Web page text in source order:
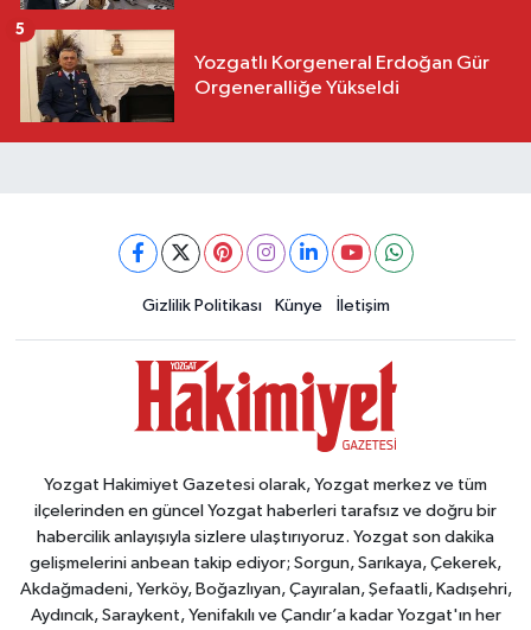
Yozgatlı Korgeneral Erdoğan Gür
Orgeneralliğe Yükseldi
5
Gizlilik Politikası Künye İletişim
Yozgat Hakimiyet Gazetesi olarak, Yozgat merkez ve tüm
ilçelerinden en güncel Yozgat haberleri tarafsız ve doğru bir
habercilik anlayışıyla sizlere ulaştırıyoruz. Yozgat son dakika
gelişmelerini anbean takip ediyor; Sorgun, Sarıkaya, Çekerek,
Akdağmadeni, Yerköy, Boğazlıyan, Çayıralan, Şefaatli, Kadışehri,
Aydıncık, Saraykent, Yenifakılı ve Çandır’a kadar Yozgat'ın her